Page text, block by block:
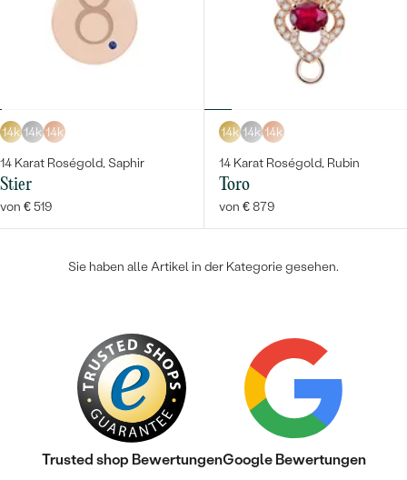
Bestseller
14k 14k 14k
14 Karat Roségold, Saphir
Stier
von € 519
14k 14k 14k
14 Karat Roségold, Rubin
Toro
von € 879
Sie haben alle Artikel in der Kategorie gesehen.
Trusted shop BewertungenGoogle Bewertungen